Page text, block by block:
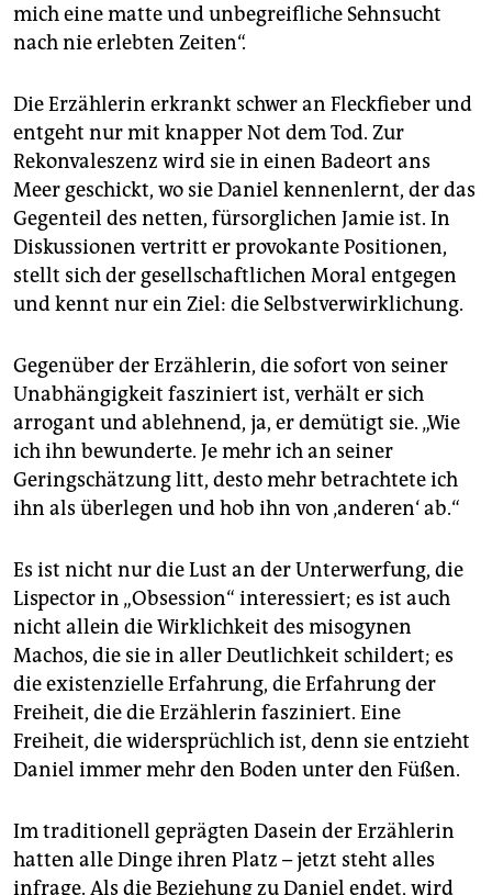
mich eine matte und unbegreifliche Sehnsucht
nach nie erlebten Zeiten“.
Die Erzählerin erkrankt schwer an Fleckfieber und
entgeht nur mit knapper Not dem Tod. Zur
Rekonvaleszenz wird sie in einen Badeort ans
Meer geschickt, wo sie Daniel kennenlernt, der das
Gegenteil des netten, fürsorglichen Jamie ist. In
Diskussionen vertritt er provokante Positionen,
stellt sich der gesellschaftlichen Moral entgegen
und kennt nur ein Ziel: die Selbstverwirklichung.
Gegenüber der Erzählerin, die sofort von seiner
Unabhängigkeit fasziniert ist, verhält er sich
arrogant und ablehnend, ja, er demütigt sie. „Wie
ich ihn bewunderte. Je mehr ich an seiner
Geringschätzung litt, desto mehr betrachtete ich
ihn als überlegen und hob ihn von ‚anderen‘ ab.“
Es ist nicht nur die Lust an der Unterwerfung, die
Lispector in „Obsession“ interessiert; es ist auch
nicht allein die Wirklichkeit des misogynen
Machos, die sie in aller Deutlichkeit schildert; es
die existenzielle Erfahrung, die Erfahrung der
Freiheit, die die Erzählerin fasziniert. Eine
Freiheit, die widersprüchlich ist, denn sie entzieht
Daniel immer mehr den Boden unter den Füßen.
Im traditionell geprägten Dasein der Erzählerin
hatten alle Dinge ihren Platz – jetzt steht alles
infrage. Als die Beziehung zu Daniel endet, wird